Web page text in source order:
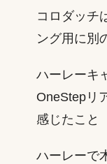
コロダッチ
ング用に別
ハーレーキ
OneStepリ
感じたこと
ハーレーで